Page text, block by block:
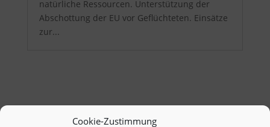
Cookie-Zustimmung
natürliche Ressourcen. Unterstützung der
Abschottung der EU vor Geflüchteten. Einsätze
zur...